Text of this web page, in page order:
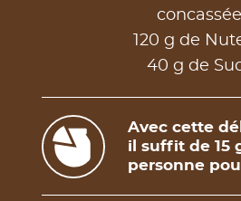
120 g de
40 g de
Avec cette
il suffit de 15
personne